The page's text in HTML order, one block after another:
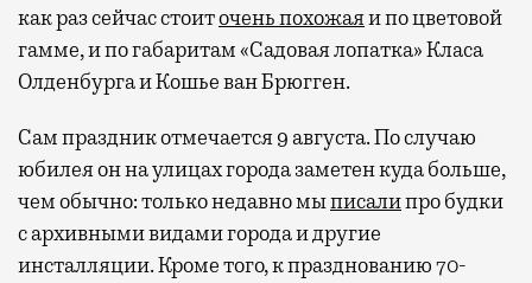
как раз сейчас стоиточень похожаяи по цветовой
гамме, и по габаритам «Садовая лопатка» Класа
Олденбурга и Кошье ван Брюгген.
Сам праздник отмечается 9 августа. По случаю
юбилея он на улицах города заметен куда больше,
чем обычно: только недавно мыписалипро будки
с архивными видами города и другие
инсталляции. Кроме того, к празднованию 70-